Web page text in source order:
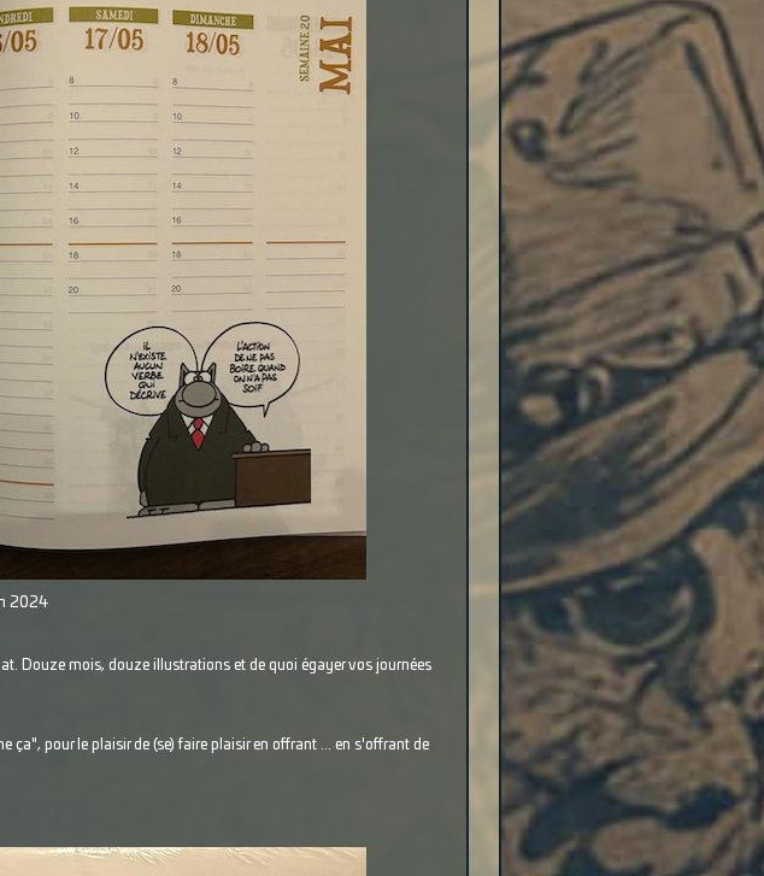
2024
Douze mois, douze illustrations et de quoi égayer vos journées
ça", pour le plaisir de (se) faire plaisir en offrant ... en s'offrant de